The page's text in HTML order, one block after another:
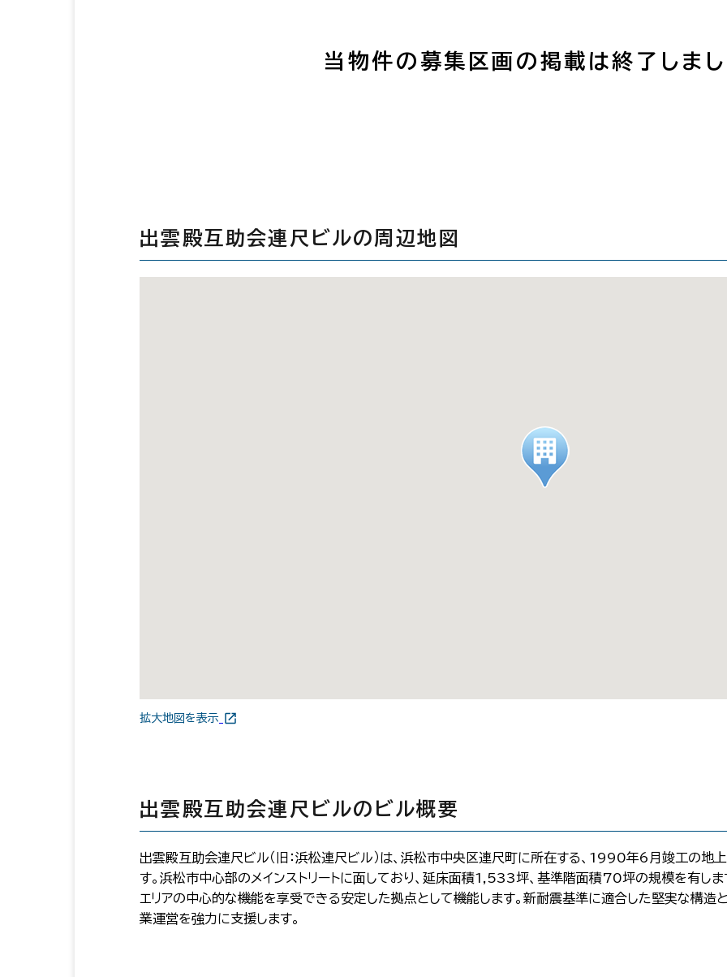
当物件の募集区画の掲載は終了しまし
出雲殿互助会連尺ビルの周辺地図
拡大地図を表示
出雲殿互助会連尺ビルのビル概要
出雲殿互助会連尺ビル（旧：浜松連尺ビル）は、浜松市中央区連尺町に所在する、1990年6月竣工の地
す。浜松市中心部のメインストリートに面しており、延床面積1,533坪、基準階面積70坪の規模を有しま
エリアの中心的な機能を享受できる安定した拠点として機能します。新耐震基準に適合した堅実な構造
業運営を強力に支援します。